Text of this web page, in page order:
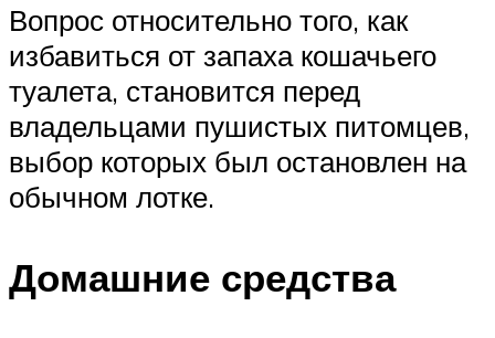
Вопрос относительно того, как
избавиться от запаха кошачьего
туалета, становится перед
владельцами пушистых питомцев,
выбор которых был остановлен на
обычном лотке.
Домашние средства